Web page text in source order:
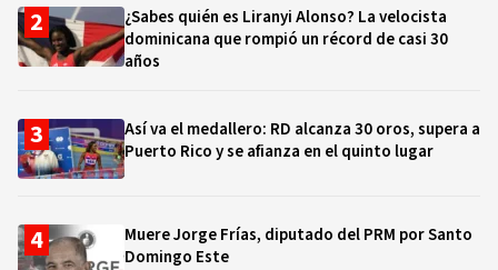
¿Sabes quién es Liranyi Alonso? La velocista
dominicana que rompió un récord de casi 30
años
Así va el medallero: RD alcanza 30 oros, supera a
Puerto Rico y se afianza en el quinto lugar
Muere Jorge Frías, diputado del PRM por Santo
Domingo Este